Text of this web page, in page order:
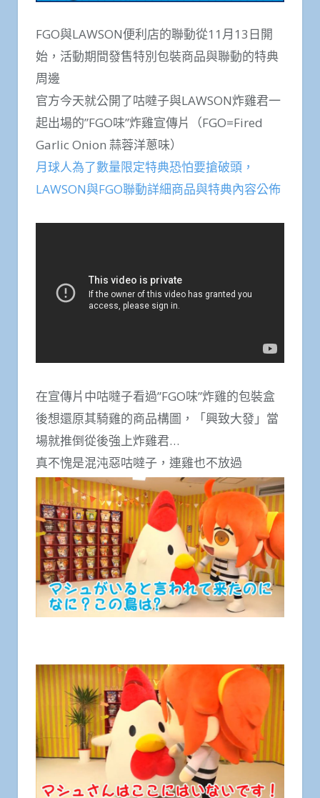
FGO與LAWSON便利店的聯動從11月13日開
始，活動期間發售特別包裝商品與聯動的特典
周邊
官方今天就公開了咕噠子與LAWSON炸雞君一
起出場的”FGO味”炸雞宣傳片（FGO=Fired
Garlic Onion 蒜蓉洋蔥味​​​）
月球人為了數量限定特典恐怕要搶破頭，
LAWSON與FGO聯動詳細商品與特典內容公佈
在宣傳片中咕噠子看過”FGO味”炸雞的包裝盒
後想還原其騎雞的商品構圖，「興致大發」當
場就推倒從後強上炸雞君…
真不愧是混沌惡咕噠子，連雞也不放過